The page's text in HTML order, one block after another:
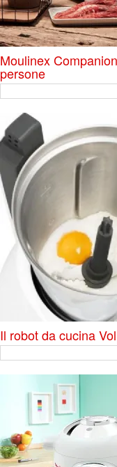
Moulinex
persone
Il robot da cucina